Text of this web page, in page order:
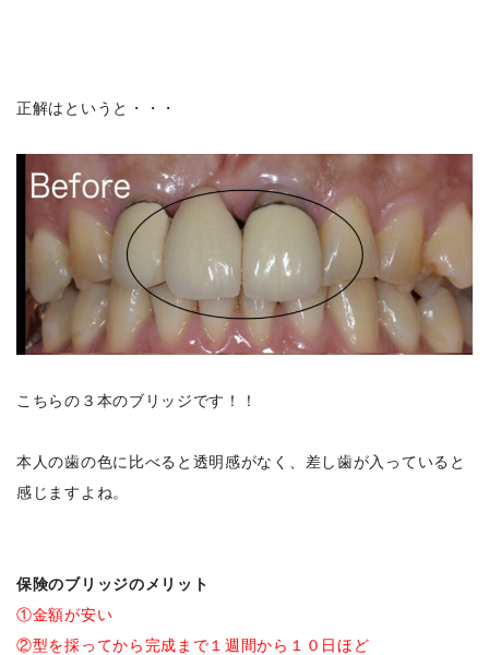
正解はというと・・・
こちらの３本のブリッジです！！
本人の歯の色に比べると透明感がなく、差し歯が入っていると
感じますよね。
保険のブリッジのメリット
①金額が安い
②型を採ってから完成まで１週間から１０日ほど